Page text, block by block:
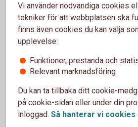
minst fram till 65 år.
in hos din valcentral.
Behöver du
Vi använder nödvändiga cookies
tekniker för att webbplatsen ska
finns även cookies du kan välja
upplevelse:
Funktioner, prestanda och
Relevant marknadsföring
Du kan ta tillbaka ditt cookie-
på cookie-sidan eller under din
inloggad. Så hanterar vi cookies